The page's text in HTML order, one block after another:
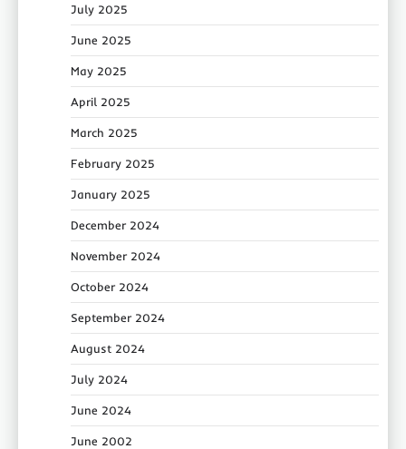
July 2025
June 2025
May 2025
April 2025
March 2025
February 2025
January 2025
December 2024
November 2024
October 2024
September 2024
August 2024
July 2024
June 2024
June 2002